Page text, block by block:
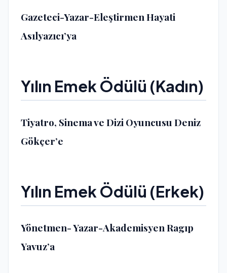
Gazeteci-Yazar-Eleştirmen Hayati
Asılyazıcı’ya
Yılın Emek Ödülü (Kadın)
Tiyatro, Sinema ve Dizi Oyuncusu Deniz
Gökçer’e
Yılın Emek Ödülü (Erkek)
Yönetmen- Yazar-Akademisyen Ragıp
Yavuz’a